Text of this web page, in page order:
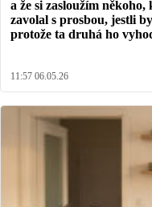
a že si zasloužím
zavolal s prosbou, jestli
protože ta druhá ho
11:57 06.05.26